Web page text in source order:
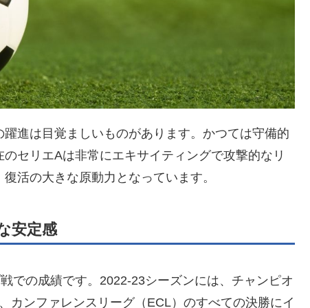
進は目覚ましいものがあります。かつては守備的
セリエAは非常にエキサイティングで攻撃的なリ
活の大きな原動力となっています。
安定感
での成績です。2022-23シーズンには、チャンピオ
カンファレンスリーグ（ECL）のすべての決勝にイ